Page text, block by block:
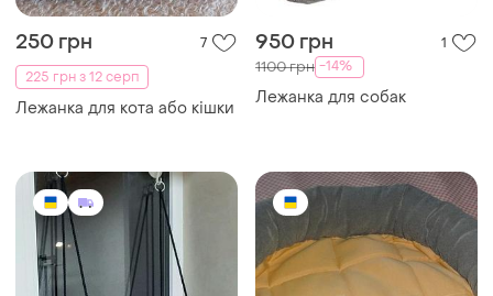
250 грн
7
225 грн з 12 серп
Лежанка для кота або кішки
950 грн 1
1100 грн -14%
Лежанка для собак